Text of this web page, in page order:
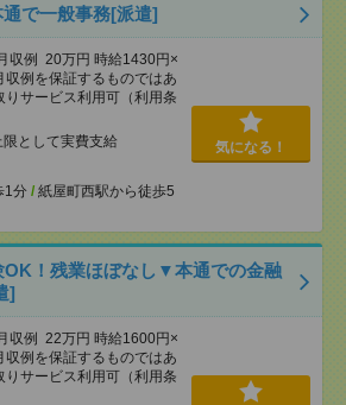
で一般事務[派遣]
例 20万円 時給1430円×
例を保証するものではあ
サービス利用可（利用条
として実費支給
1分 / 紙屋町西駅から徒歩5
気になる！
OK！残業ほぼなし▼本通での金融
]
例 22万円 時給1600円×
例を保証するものではあ
サービス利用可（利用条